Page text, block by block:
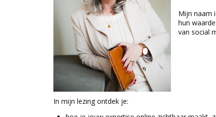
Mijn naam
hun
van social
In mijn lezing ontdek je: